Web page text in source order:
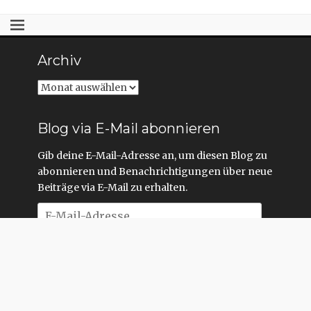
Archiv
Archiv
Blog via E-Mail abonnieren
Gib deine E-Mail-Adresse an, um diesen Blog zu
abonnieren und Benachrichtigungen über neue
Beiträge via E-Mail zu erhalten.
E-